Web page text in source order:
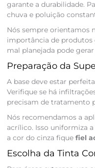
garante a durabilidade.
chuva e poluição
Nós sempre orientamos
importância de produtos
mal planejada pode
Preparação da
A base deve estar
Verifique se há
precisam de tratamento
Nós recomendamos a
acrílico. Isso uniformiza
a cor do cinza fique fiel
Escolha da Tinta